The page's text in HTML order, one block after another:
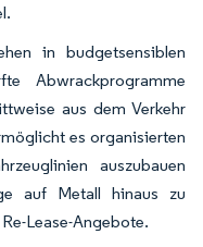
in budgetsensiblen
Abwrackprogramme
aus dem Verkehr
es organisierten
auszubauen
auf Metall hinaus zu
Lease-Angebote.